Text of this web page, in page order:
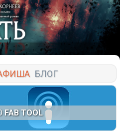
БЛОГ
FAB TOOL